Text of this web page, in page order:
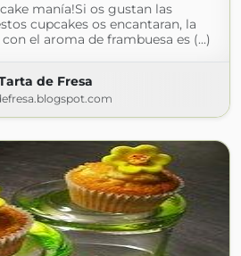
manía!Si os gustan las
cupcakes os encantaran, la
el aroma de frambuesa es (...)
de Fresa